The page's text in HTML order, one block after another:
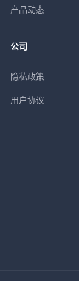
产品动态
公司
隐私政策
用户协议